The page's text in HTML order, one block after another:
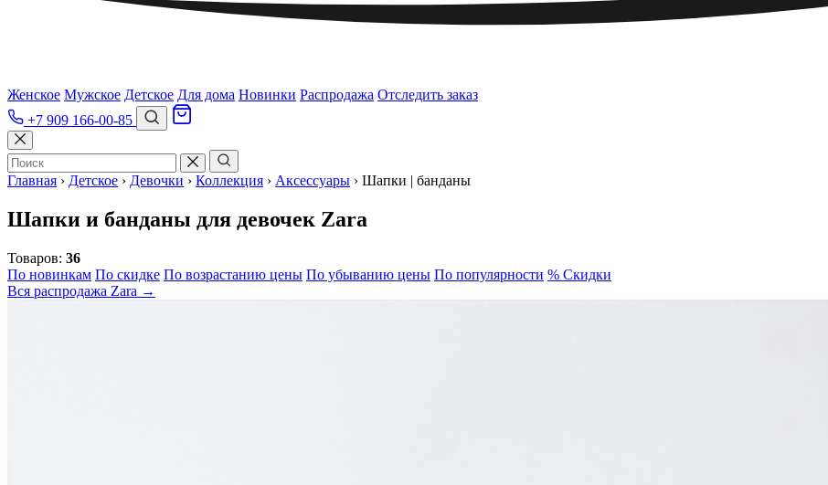
Женское Мужское Детское Для дома Новинки Распродажа Отследить заказ
+7 909 166-00-85
Главная › Детское › Девочки › Коллекция › Аксессуары › Шапки | банданы
Шапки и банданы для девочек Zara
Товаров: 36
По новинкам По скидке По возрастанию цены По убыванию цены По популярности % Скидки
Вся распродажа Zara →